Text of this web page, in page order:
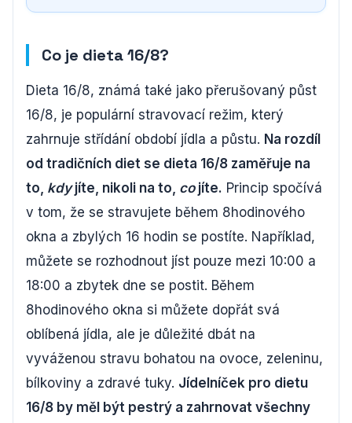
Co je dieta 16/8?
Dieta 16/8, známá také jako přerušovaný půst
16/8, je populární stravovací režim, který
zahrnuje střídání období jídla a půstu. Na rozdíl
od tradičních diet se dieta 16/8 zaměřuje na
to, kdyjíte, nikoli na to, cojíte. Princip spočívá
v tom, že se stravujete během 8hodinového
okna a zbylých 16 hodin se postíte. Například,
můžete se rozhodnout jíst pouze mezi 10:00 a
18:00 a zbytek dne se postit. Během
8hodinového okna si můžete dopřát svá
oblíbená jídla, ale je důležité dbát na
vyváženou stravu bohatou na ovoce, zeleninu,
bílkoviny a zdravé tuky. Jídelníček pro dietu
16/8 by měl být pestrý a zahrnovat všechny